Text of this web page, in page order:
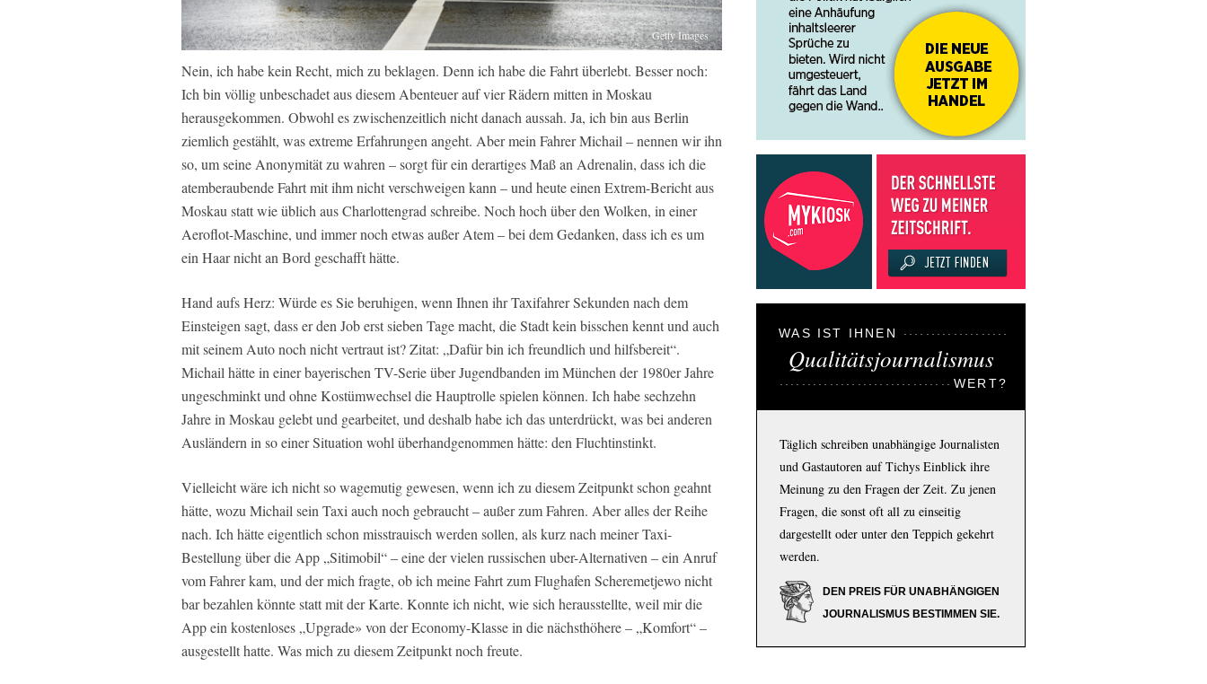
Getty Images
Nein, ich habe kein Recht, mich zu beklagen. Denn ich habe die Fahrt überlebt. Besser noch:
Ich bin völlig unbeschadet aus diesem Abenteuer auf vier Rädern mitten in Moskau
herausgekommen. Obwohl es zwischenzeitlich nicht danach aussah. Ja, ich bin aus Berlin
ziemlich gestählt, was extreme Erfahrungen angeht. Aber mein Fahrer Michail – nennen wir ihn
so, um seine Anonymität zu wahren – sorgt für ein derartiges Maß an Adrenalin, dass ich die
atemberaubende Fahrt mit ihm nicht verschweigen kann – und heute einen Extrem-Bericht aus
Moskau statt wie üblich aus Charlottengrad schreibe. Noch hoch über den Wolken, in einer
Aeroflot-Maschine, und immer noch etwas außer Atem – bei dem Gedanken, dass ich es um
ein Haar nicht an Bord geschafft hätte.
Hand aufs Herz: Würde es Sie beruhigen, wenn Ihnen ihr Taxifahrer Sekunden nach dem
Einsteigen sagt, dass er den Job erst sieben Tage macht, die Stadt kein bisschen kennt und auch
mit seinem Auto noch nicht vertraut ist? Zitat: „Dafür bin ich freundlich und hilfsbereit“.
Michail hätte in einer bayerischen TV-Serie über Jugendbanden im München der 1980er Jahre
ungeschminkt und ohne Kostümwechsel die Hauptrolle spielen können. Ich habe sechzehn
Jahre in Moskau gelebt und gearbeitet, und deshalb habe ich das unterdrückt, was bei anderen
Ausländern in so einer Situation wohl überhandgenommen hätte: den Fluchtinstinkt.
Vielleicht wäre ich nicht so wagemutig gewesen, wenn ich zu diesem Zeitpunkt schon geahnt
hätte, wozu Michail sein Taxi auch noch gebraucht – außer zum Fahren. Aber alles der Reihe
nach. Ich hätte eigentlich schon misstrauisch werden sollen, als kurz nach meiner Taxi-
Bestellung über die App „Sitimobil“ – eine der vielen russischen uber-Alternativen – ein Anruf
vom Fahrer kam, und der mich fragte, ob ich meine Fahrt zum Flughafen Scheremetjewo nicht
bar bezahlen könnte statt mit der Karte. Konnte ich nicht, wie sich herausstellte, weil mir die
App ein kostenloses „Upgrade» von der Economy-Klasse in die nächsthöhere – „Komfort“ –
ausgestellt hatte. Was mich zu diesem Zeitpunkt noch freute.
WAS IST IHNEN
Qualitätsjournalismus
WERT?
Täglich schreiben unabhängige Journalisten
und Gastautoren auf Tichys Einblick ihre
Meinung zu den Fragen der Zeit. Zu jenen
Fragen, die sonst oft all zu einseitig
dargestellt oder unter den Teppich gekehrt
werden.
DEN PREIS FÜR UNABHÄNGIGEN
JOURNALISMUS BESTIMMEN SIE.